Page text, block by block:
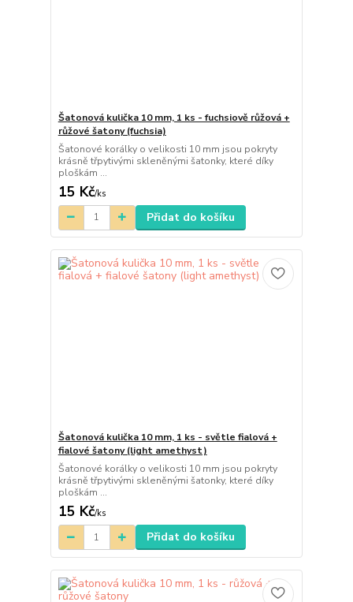
Šatonová kulička 10 mm, 1 ks - fuchsiově růžová +
růžové šatony (fuchsia)
Šatonové korálky o velikosti 10 mm jsou pokryty
krásně třpytivými skleněnými šatonky, které díky
ploškám ...
15 Kč/ks
Přidat do košíku
Šatonová kulička 10 mm, 1 ks - světle fialová +
fialové šatony (light amethyst)
Šatonové korálky o velikosti 10 mm jsou pokryty
krásně třpytivými skleněnými šatonky, které díky
ploškám ...
15 Kč/ks
Přidat do košíku